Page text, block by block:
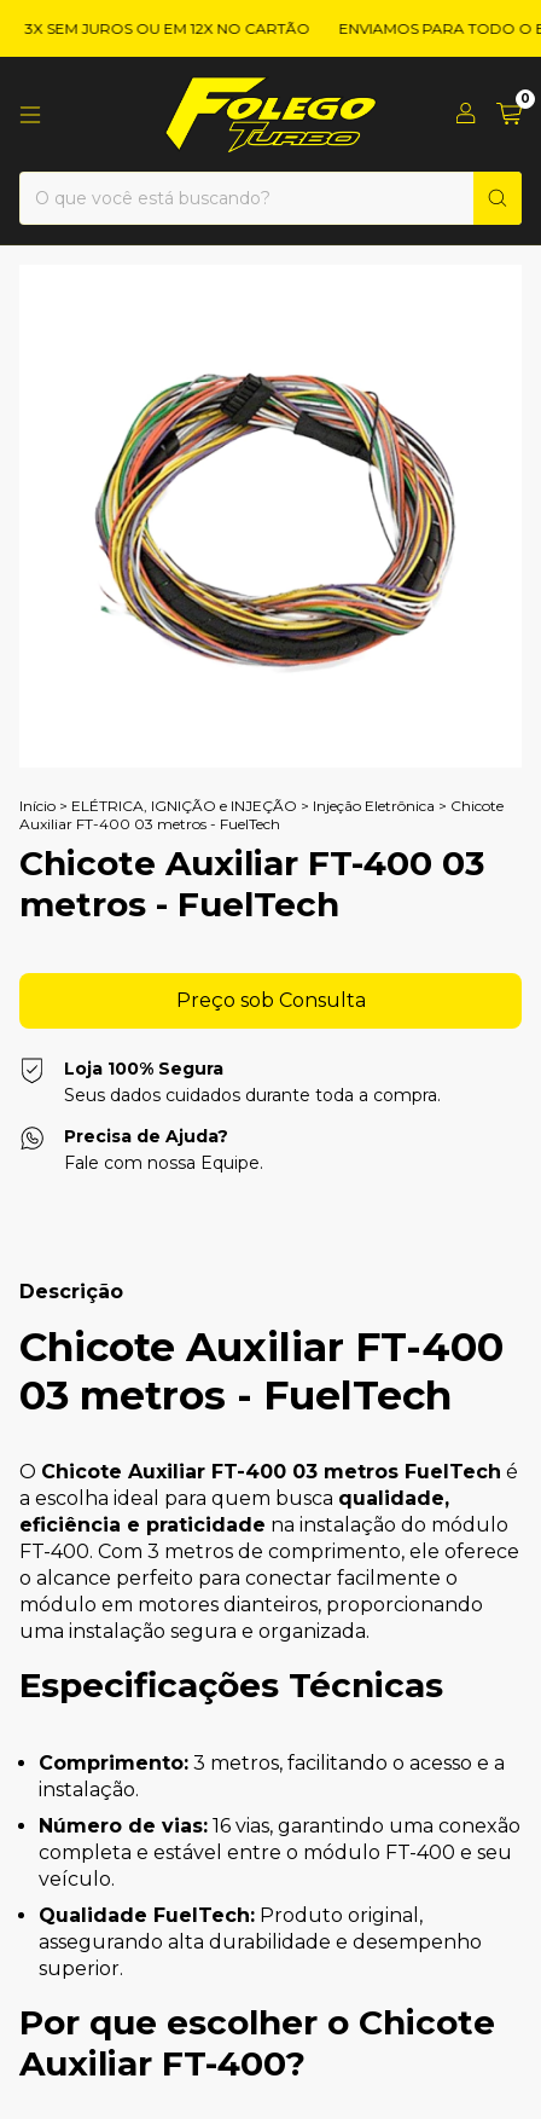
3X SEM JUROS OU EM 12X NO CARTÃO ENVIAMOS PARA TODO O
0
Início > ELÉTRICA, IGNIÇÃO e INJEÇÃO > Injeção Eletrônica > Chicote
Auxiliar FT-400 03 metros - FuelTech
Chicote Auxiliar FT-400 03
metros - FuelTech
Loja 100% Segura
Seus dados cuidados durante toda a compra.
Precisa de Ajuda?
Fale com nossa Equipe.
Descrição
Chicote Auxiliar FT-400
03 metros - FuelTech
O Chicote Auxiliar FT-400 03 metros FuelTech é
a escolha ideal para quem busca qualidade,
eficiência e praticidade na instalação do módulo
FT-400. Com 3 metros de comprimento, ele oferece
o alcance perfeito para conectar facilmente o
módulo em motores dianteiros, proporcionando
uma instalação segura e organizada.
Especificações Técnicas
Comprimento: 3 metros, facilitando o acesso e a
instalação.
Número de vias: 16 vias, garantindo uma conexão
completa e estável entre o módulo FT-400 e seu
veículo.
Qualidade FuelTech: Produto original,
assegurando alta durabilidade e desempenho
superior.
Por que escolher o Chicote
Auxiliar FT-400?